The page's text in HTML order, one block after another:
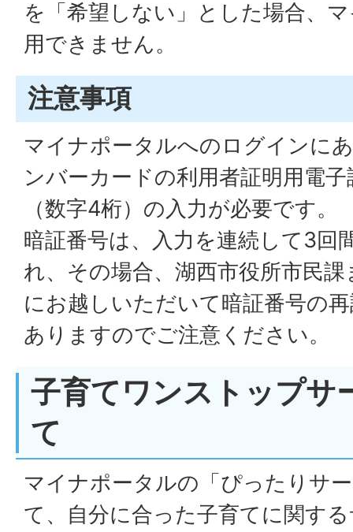
を「希望しない」とした場合、
用できません。
注意事項
マイナポータルへのログインに
ンバーカードの利用者証明用電
（数字4桁）の入力が必要です。
暗証番号は、入力を連続して3回
れ、その場合、湖西市役所市民
にお越しいただいて暗証番号の
ありますのでご注意ください。
子育てワンストップサ
て
マイナポータルの「ぴったりサ
て、自分に合った子育てに関す